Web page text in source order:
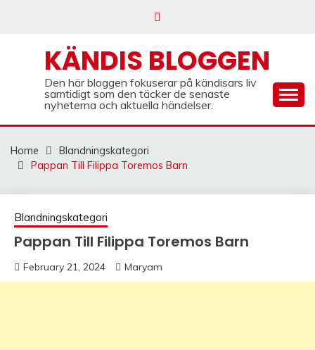
KÄNDIS BLOGGEN
Den här bloggen fokuserar på kändisars liv
samtidigt som den täcker de senaste
nyheterna och aktuella händelser.
Home
Blandningskategori
Pappan Till Filippa Toremos Barn
Blandningskategori
Pappan Till Filippa Toremos Barn
February 21, 2024 Maryam